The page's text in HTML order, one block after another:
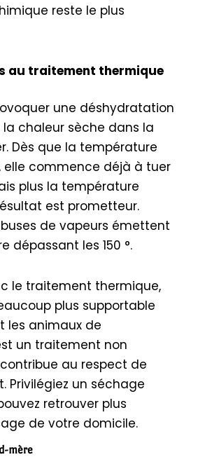
reste le plus
au traitement thermique
une déshydratation
chaleur sèche dans la
Dès que la température
elle commence déjà à tuer
plus la température
est prometteur.
de vapeurs émettent
dépassant les 150 °.
le traitement thermique,
plus supportable
les animaux de
un traitement non
au respect de
Privilégiez un séchage
retrouver plus
de votre domicile.
mère